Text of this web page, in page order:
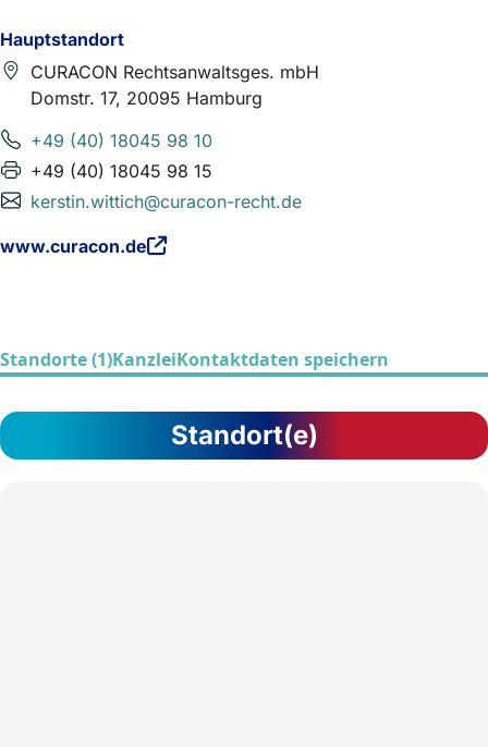
Hauptstandort
CURACON Rechtsanwaltsges. mbH
Domstr. 17, 20095 Hamburg
+49 (40) 18045 98 10
+49 (40) 18045 98 15
kerstin.wittich@curacon-recht.de
www.curacon.de
Standorte (1)KanzleiKontaktdaten speichern
Standort(e)